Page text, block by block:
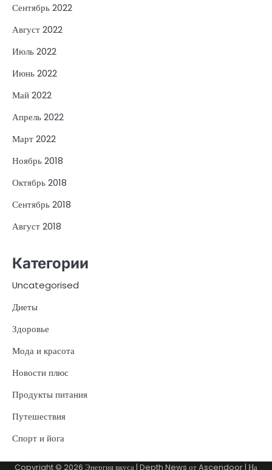
Сентябрь 2022
Август 2022
Июль 2022
Июнь 2022
Май 2022
Апрель 2022
Март 2022
Ноябрь 2018
Октябрь 2018
Сентябрь 2018
Август 2018
Категории
Uncategorised
Диеты
Здоровье
Мода и красота
Новости плюс
Продукты питания
Путешествия
Спорт и йога
Copyright © 2026 Энергия вкуса | Depth News отAscendoor | На